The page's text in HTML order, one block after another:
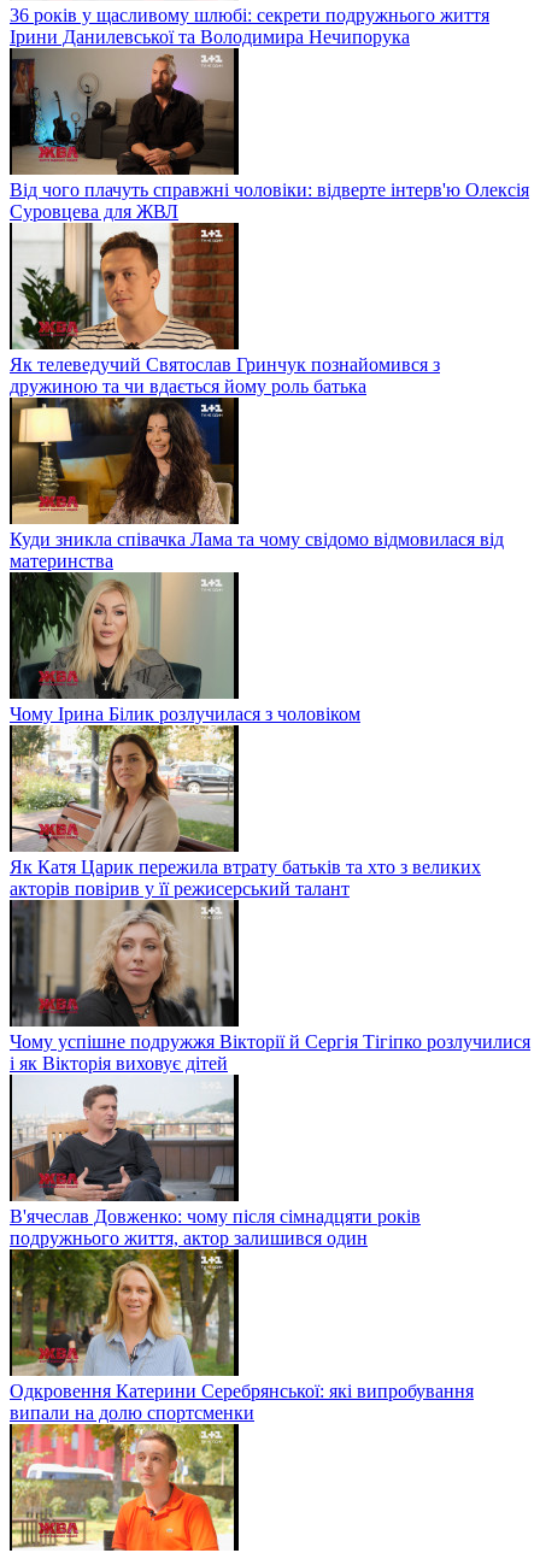
36 років у щасливому шлюбі: секрети подружнього життя
Ірини Данилевської та Володимира Нечипорука
Від чого плачуть справжні чоловіки: відверте інтерв'ю Олексія
Суровцева для ЖВЛ
Як телеведучий Святослав Гринчук познайомився з
дружиною та чи вдається йому роль батька
Куди зникла співачка Лама та чому свідомо відмовилася від
материнства
Чому Ірина Білик розлучилася з чоловіком
Як Катя Царик пережила втрату батьків та хто з великих
акторів повірив у її режисерський талант
Чому успішне подружжя Вікторії й Сергія Тігіпко розлучилися
і як Вікторія виховує дітей
В'ячеслав Довженко: чому після сімнадцяти років
подружнього життя, актор залишився один
Одкровення Катерини Серебрянської: які випробування
випали на долю спортсменки